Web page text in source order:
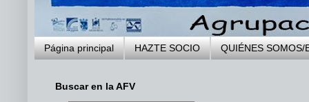
Página principal HAZTE SOCIO QUIÉNES SOMOS/
Buscar en la AFV